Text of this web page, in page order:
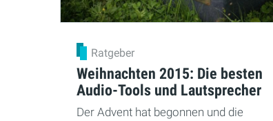
Ratgeber
Weihnachten 2015: Die besten
Audio-Tools und Lautsprecher
Der Advent hat begonnen und die